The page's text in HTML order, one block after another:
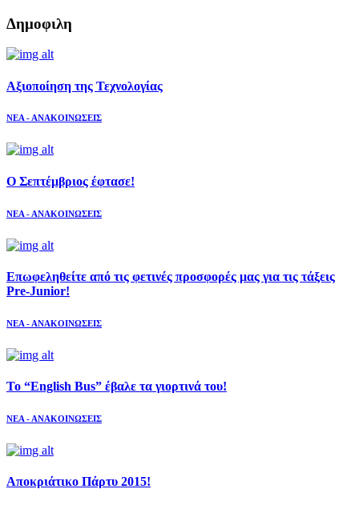
Δημοφιλη
Aξιοποίηση της Τεχνολογίας
ΝΕΑ - ΑΝΑΚΟΙΝΩΣΕΙΣ
Ο Σεπτέμβριος έφτασε!
ΝΕΑ - ΑΝΑΚΟΙΝΩΣΕΙΣ
Επωφεληθείτε από τις φετινές προσφορές μας για τις τάξεις
Pre-Junior!
ΝΕΑ - ΑΝΑΚΟΙΝΩΣΕΙΣ
Το “English Bus” έβαλε τα γιορτινά του!
ΝΕΑ - ΑΝΑΚΟΙΝΩΣΕΙΣ
Αποκριάτικο Πάρτυ 2015!